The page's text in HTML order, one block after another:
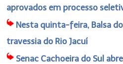
aprovados em processo
Nesta quinta-feira, Balsa
travessia do Rio Jacuí
Senac Cachoeira do Sul